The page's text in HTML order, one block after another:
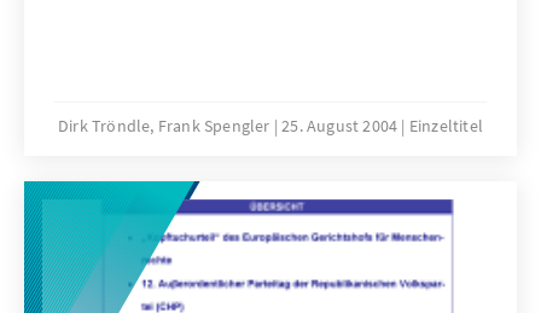
Dirk Tröndle, Frank Spengler 25. August 2004 Einzeltitel